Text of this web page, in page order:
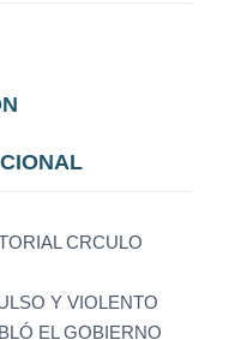
CRCULO
Y VIOLENTO
EL GOBIERNO